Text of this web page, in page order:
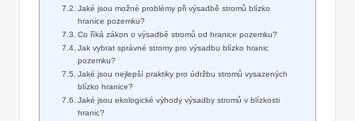
Jaké jsou možné problémy při výsadbě stromů blízko
hranice pozemku?
Co říká zákon o výsadbě stromů od hranice pozemku?
Jak vybrat správné stromy pro výsadbu blízko hranic
pozemku?
Jaké jsou nejlepší praktiky pro údržbu stromů vysazených
blízko hranice?
Jaké jsou ekologické výhody výsadby stromů v blízkosti
hranic?